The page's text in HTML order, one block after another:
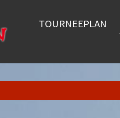
TOURNEEPLAN